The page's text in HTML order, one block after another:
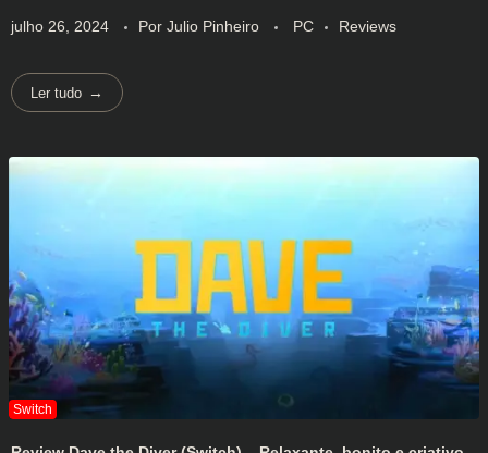
julho 26, 2024 Por Julio Pinheiro PC Reviews
Ler tudo